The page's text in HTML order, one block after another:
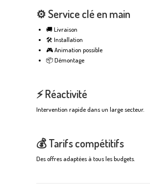
⚙️ Service clé en main
🚚 Livraison
🛠️ Installation
🎮 Animation possible
📦 Démontage
⚡ Réactivité
Intervention rapide dans un large secteur.
💰 Tarifs compétitifs
Des offres adaptées à tous les budgets.